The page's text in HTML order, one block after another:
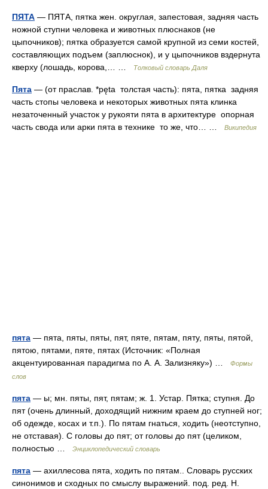
ПЯТА — ПЯТА, пятка жен. округлая, запестовая, задняя часть
ножной ступни человека и животных плюснаков (не
цыпочников); пятка образуется самой крупной из семи костей,
составляющих подъем (заплюснок), и у цыпочников вздернута
кверху (лошадь, корова,… …
Толковый словарь Даля
Пята — (от праслав. *pęta толстая часть): пята, пятка задняя
часть стопы человека и некоторых животных пята клинка
незаточенный участок у рукояти пята в архитектуре опорная
часть свода или арки пята в технике то же, что… …
Википедия
пята — пята, пяты, пяты, пят, пяте, пятам, пяту, пяты, пятой,
пятою, пятами, пяте, пятах (Источник: «Полная
акцентуированная парадигма по А. А. Зализняку») …
Формы
слов
пята — ы; мн. пяты, пят, пятам; ж. 1. Устар. Пятка; ступня. До
пят (очень длинный, доходящий нижним краем до ступней ног;
об одежде, косах и т.п.). По пятам гнаться, ходить (неотступно,
не отставая). С головы до пят; от головы до пят (целиком,
полностью …
Энциклопедический словарь
пята — ахиллесова пята, ходить по пятам.. Словарь русских
синонимов и сходных по смыслу выражений. под. ред. Н.